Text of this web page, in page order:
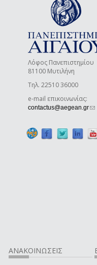
Λόφος Πανεπιστημίου
81100 Μυτιλήνη
Τηλ. 22510 36000
e-mail επικοινωνίας:
contactus@aegean.gr
ΑΝΑΚΟΙΝΩΣΕΙΣ